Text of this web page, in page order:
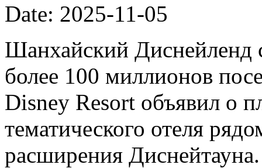
Date: 2025-11-05
Шанхайский Диснейленд
более 100 миллионов
Disney Resort объявил о
тематического отеля
расширения Диснейтауна.